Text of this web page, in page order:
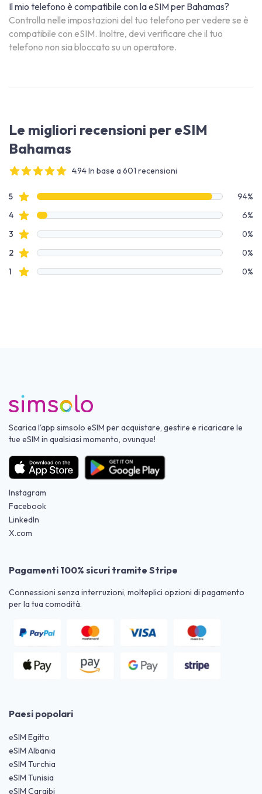
Il mio telefono è compatibile con la eSIM per Bahamas?
Controlla nelle impostazioni del tuo telefono per vedere se è
compatibile con eSIM. Inoltre, devi verificare che il tuo
telefono non sia bloccato su un operatore.
Le migliori recensioni per eSIM
Bahamas
4.94 In base a 601 recensioni
Dati recensione
5recensioni con stelle
94%
4recensioni con stelle
6%
3 recensioni con stelle
0%
2recensioni con stelle
0%
1 recensioni con stelle 0%
Scarica l'app simsolo eSIM per acquistare, gestire e ricaricare le
tue eSIM in qualsiasi momento, ovunque!
Instagram
Facebook
LinkedIn
X.com
Pagamenti 100% sicuri tramite Stripe
Connessioni senza interruzioni, molteplici opzioni di pagamento
per la tua comodità.
Paesi popolari
eSIM Egitto
eSIM Albania
eSIM Turchia
eSIM Tunisia
eSIM Caraibi